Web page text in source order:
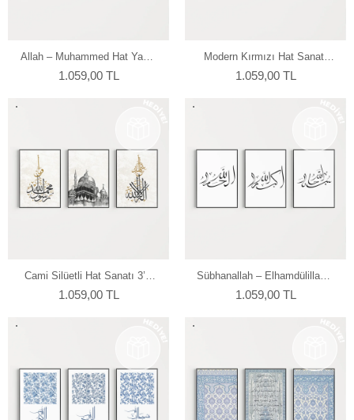
Allah – Muhammed Hat Yazılı
3'lü Duvar Poster Seti
1.059,00 TL
Modern Kırmızı Hat Sanatı
3’lü Duvar Poster Seti
1.059,00 TL
Cami Silüetli Hat Sanatı 3’lü
Duvar Poster Seti
1.059,00 TL
Sübhanallah – Elhamdülillah –
Allahu Ekber Hat Yazılı 3’lü
Duvar Poster Seti
1.059,00 TL